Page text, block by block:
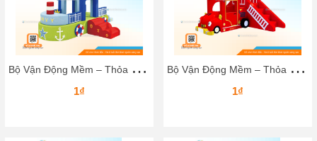
B
ộ Vận Động Mềm – Thỏa Sức Sáng Tạo & Leo Trèo Cho Bé
1₫
B
ộ Vận Động Mềm – Thỏa Sức Sáng Tạo & Leo Trèo Cho Bé
1₫